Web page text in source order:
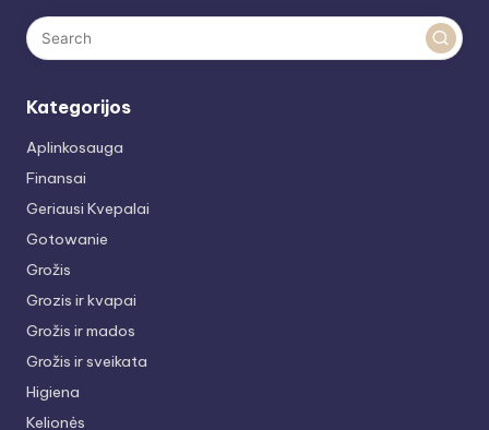
Kategorijos
Aplinkosauga
Finansai
Geriausi Kvepalai
Gotowanie
Grožis
Grozis ir kvapai
Grožis ir mados
Grožis ir sveikata
Higiena
Kelionės